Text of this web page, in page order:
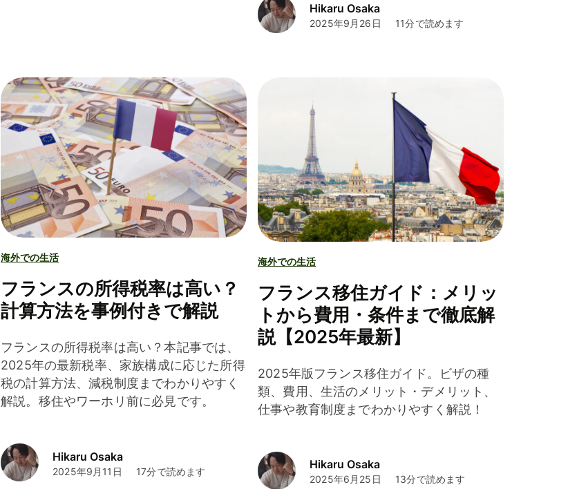
Hikaru Osaka
2025年9月26日 11分で読めます
海外での生活
フランスの所得税率は高い？
計算方法を事例付きで解説
フランスの所得税率は高い？本記事では、
2025年の最新税率、家族構成に応じた所得
税の計算方法、減税制度までわかりやすく
解説。移住やワーホリ前に必見です。
Hikaru Osaka
2025年9月11日 17分で読めます
海外での生活
フランス移住ガイド：メリッ
トから費用・条件まで徹底解
説【2025年最新】
2025年版フランス移住ガイド。ビザの種
類、費用、生活のメリット・デメリット、
仕事や教育制度までわかりやすく解説！
Hikaru Osaka
2025年6月25日 13分で読めます